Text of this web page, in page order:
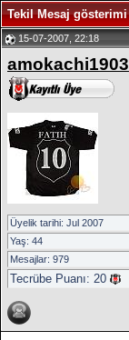
Tekil Mesaj gösterimi
15-07-2007, 22:18
amokachi1903
Üyelik tarihi: Jul 2007
Yaş: 44
Mesajlar: 979
Tecrübe Puanı: 20